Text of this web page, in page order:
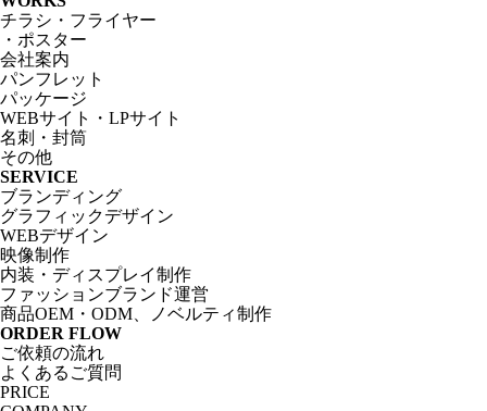
チラシ・フライヤー
・ポスター
会社案内
パンフレット
パッケージ
WEBサイト・LPサイト
名刺・封筒
その他
SERVICE
ブランディング
グラフィックデザイン
WEBデザイン
映像制作
内装・ディスプレイ制作
ファッションブランド運営
商品OEM・ODM、ノベルティ制作
ORDER FLOW
ご依頼の流れ
よくあるご質問
PRICE